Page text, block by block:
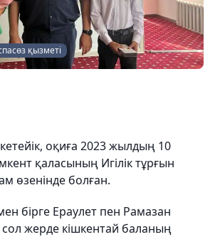
қызметі
кетейік, оқиға 2023 жылдың 10
қаласының Игілік тұрғын
өзенінде болған.
бірге Ераулет пен Рамазан
жерде кішкентай баланың